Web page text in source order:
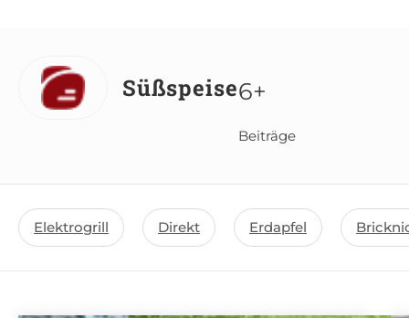
Süßspeise6+
Beiträge
Elektrogrill Direkt Erdapfel